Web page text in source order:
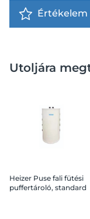
Értékelem
Utoljára
Heizer Puse fali fütési
puffertároló, standard